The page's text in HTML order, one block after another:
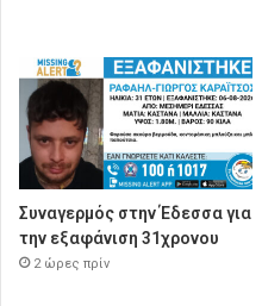
Συναγερμός στην Έδεσσα για
την εξαφάνιση 31χρονου
2 ώρες πρίν